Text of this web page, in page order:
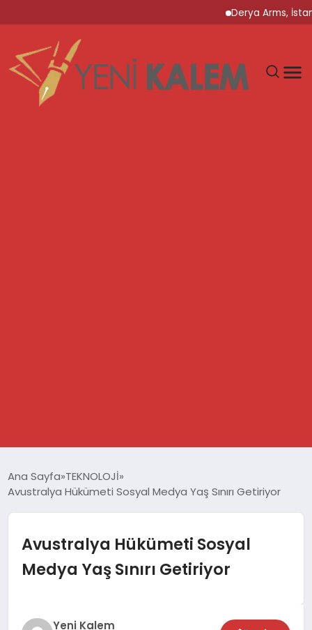
Derya Arms,
DÜNYA
EKONOMİ
Ana Sayfa TEKNOLOJİ
Avustralya Hükümeti Sosyal Medya Yaş Sınırı Getiriyor
Avustralya Hükümeti Sosyal
Medya Yaş Sınırı Getiriyor
Yeni Kalem